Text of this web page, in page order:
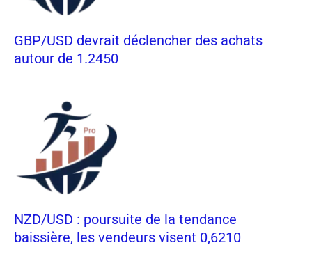
GBP/USD devrait déclencher des achats
autour de 1.2450
NZD/USD : poursuite de la tendance
baissière, les vendeurs visent 0,6210